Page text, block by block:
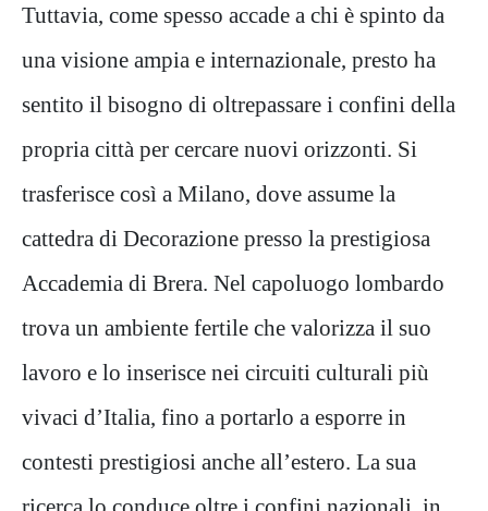
Tuttavia, come spesso accade a chi è spinto da
una visione ampia e internazionale, presto ha
sentito il bisogno di oltrepassare i confini della
propria città per cercare nuovi orizzonti. Si
trasferisce così a Milano, dove assume la
cattedra di Decorazione presso la prestigiosa
Accademia di Brera. Nel capoluogo lombardo
trova un ambiente fertile che valorizza il suo
lavoro e lo inserisce nei circuiti culturali più
vivaci d’Italia, fino a portarlo a esporre in
contesti prestigiosi anche all’estero. La sua
ricerca lo conduce oltre i confini nazionali, in